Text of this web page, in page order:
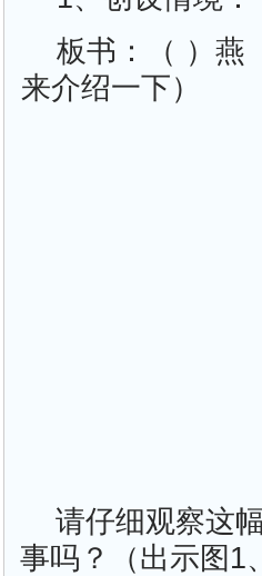
板书：（ ）燕
来介绍一下）
请仔细观察这
事吗？（出示图1